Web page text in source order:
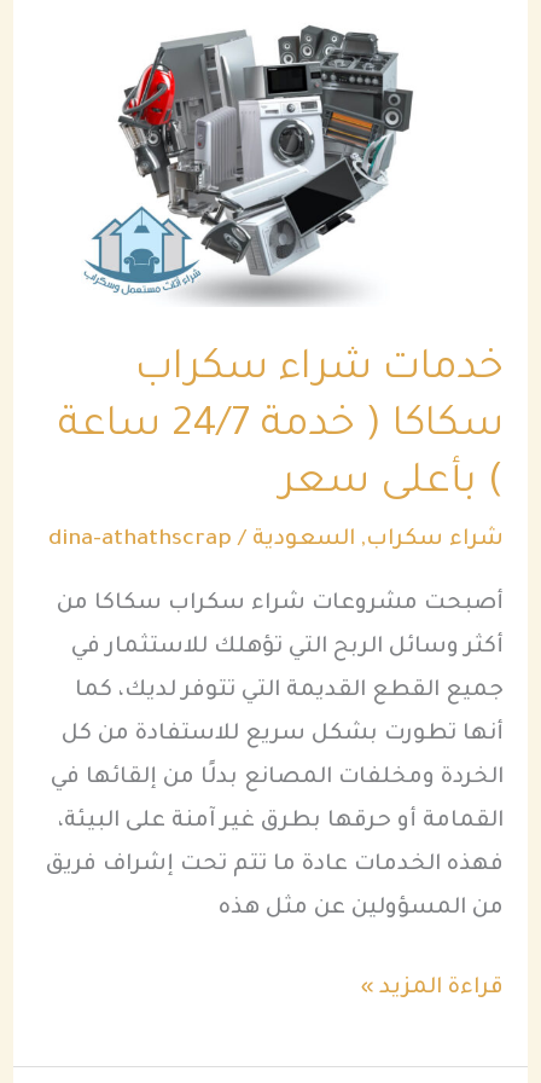
خدمات شراء سكراب
سكاكا ( خدمة 24/7 ساعة
) بأعلى سعر
شراء سكراب, السعودية /
dina-athathscrap
أصبحت مشروعات شراء سكراب سكاكا من
أكثر وسائل الربح التي تؤهلك للاستثمار في
جميع القطع القديمة التي تتوفر لديك، كما
أنها تطورت بشكل سريع للاستفادة من كل
الخردة ومخلفات المصانع بدلًا من إلقائها في
القمامة أو حرقها بطرق غير آمنة على البيئة،
فهذه الخدمات عادة ما تتم تحت إشراف فريق
من المسؤولين عن مثل هذه
)
بأعلى
سعر
قراءة المزيد »